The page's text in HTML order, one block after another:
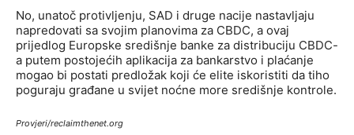
No, unatoč protivljenju, SAD i druge nacije nastavljaju
napredovati sa svojim planovima za CBDC, a ovaj
prijedlog Europske središnje banke za distribuciju CBDC-
a putem postojećih aplikacija za bankarstvo i plaćanje
mogao bi postati predložak koji će elite iskoristiti da tiho
poguraju građane u svijet noćne more središnje kontrole.
Provjeri/reclaimthenet.org